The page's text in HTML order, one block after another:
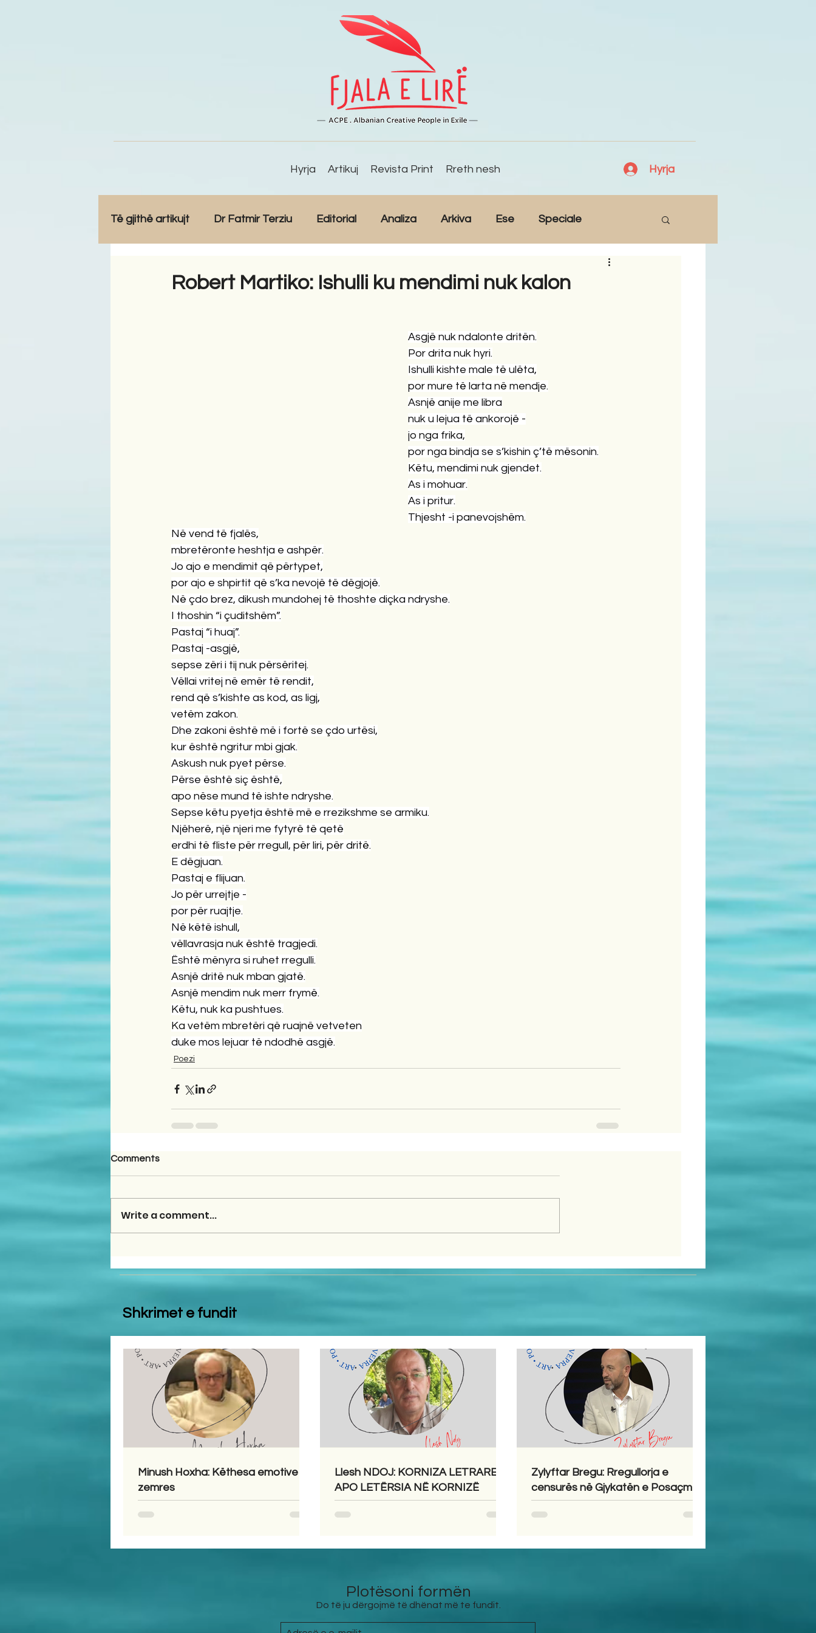
Hyrja Artikuj Revista Print Rreth nesh Hyrja
Të gjithë artikujt Dr Fatmir Terziu Editorial Analiza Arkiva Ese Speciale
Robert Martiko: Ishulli ku mendimi nuk kalon
Asgjë nuk ndalonte dritën.
Por drita nuk hyri.
Ishulli kishte male të ulëta,
por mure të larta në mendje.
Asnjë anije me libra
nuk u lejua të ankorojë -
jo nga frika,
por nga bindja se s’kishin ç’të mësonin.
Këtu, mendimi nuk gjendet.
As i mohuar.
As i pritur.
Thjesht -i panevojshëm.
Në vend të fjalës,
mbretëronte heshtja e ashpër.
Jo ajo e mendimit që përtypet,
por ajo e shpirtit që s’ka nevojë të dëgjojë.
Në çdo brez, dikush mundohej të thoshte diçka ndryshe.
I thoshin “i çuditshëm”.
Pastaj “i huaj”.
Pastaj -asgjë,
sepse zëri i tij nuk përsëritej.
Vëllai vritej në emër të rendit,
rend që s’kishte as kod, as ligj,
vetëm zakon.
Dhe zakoni është më i fortë se çdo urtësi,
kur është ngritur mbi gjak.
Askush nuk pyet përse.
Përse është siç është,
apo nëse mund të ishte ndryshe.
Sepse këtu pyetja është më e rrezikshme se armiku.
Njëherë, një njeri me fytyrë të qetë
erdhi të fliste për rregull, për liri, për dritë.
E dëgjuan.
Pastaj e flijuan.
Jo për urrejtje -
por për ruajtje.
Në këtë ishull,
vëllavrasja nuk është tragjedi.
Është mënyra si ruhet rregulli.
Asnjë dritë nuk mban gjatë.
Asnjë mendim nuk merr frymë.
Këtu, nuk ka pushtues.
Ka vetëm mbretëri që ruajnë vetveten
duke mos lejuar të ndodhë asgjë.
Poezi
Comments
Write a comment...
Shkrimet e fundit
Minush Hoxha: Këthesa emotive e
zemres
Llesh NDOJ: KORNIZA LETRARE
APO LETËRSIA NË KORNIZË
Zylyftar Bregu: Rregullorja e
censurës në Gjykatën e Posaçme
Plotësoni formën
Do të ju dërgojmë të dhënat më te fundit.